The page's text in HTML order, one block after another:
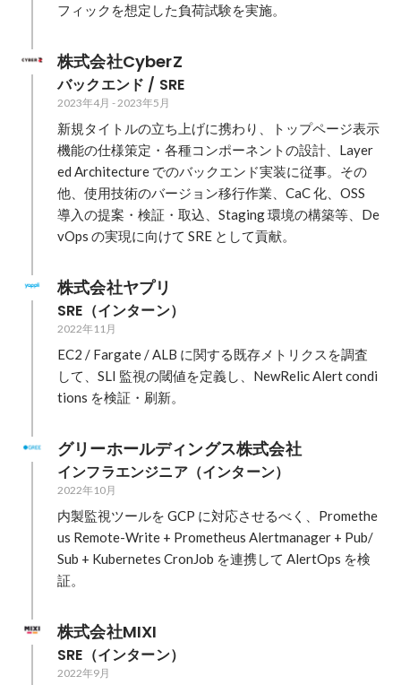
フィックを想定した負荷試験を実施。
株式会社CyberZ
バックエンド / SRE
2023年4月 - 2023年5月
新規タイトルの立ち上げに携わり、トップページ表示
機能の仕様策定・各種コンポーネントの設計、Layer
ed Architecture でのバックエンド実装に従事。その
他、使用技術のバージョン移行作業、CaC 化、OSS
導入の提案・検証・取込、Staging 環境の構築等、De
株式会社ヤプリ
SRE（インターン）
2022年11月
EC2 / Fargate / ALB に関する既存メトリクスを調査
して、SLI 監視の閾値を定義し、NewRelic Alert condi
tions を検証・刷新。
グリーホールディングス株式会社
インフラエンジニア（インターン）
2022年10月
内製監視ツールを GCP に対応させるべく、Promethe
us Remote-Write + Prometheus Alertmanager + Pub/
Sub + Kubernetes CronJob を連携して AlertOps を検
証。
株式会社MIXI
SRE（インターン）
2022年9月